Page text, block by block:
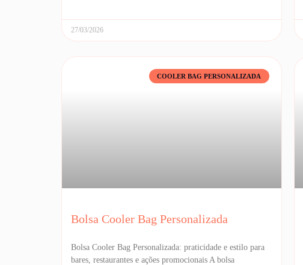
27/03/2026
COOLER BAG PERSONALIZADA
Bolsa Cooler Bag Personalizada
Bolsa Cooler Bag Personalizada: praticidade e estilo para
bares, restaurantes e ações promocionais A bolsa